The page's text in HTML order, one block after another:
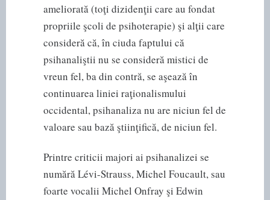
ameliorată (toţi dizidenţii care au fondat
propriile şcoli de psihoterapie) şi alţii care
consideră că, în ciuda faptului că
psihanaliştii nu se consideră mistici de
vreun fel, ba din contră, se aşează în
continuarea liniei raţionalismului
occidental, psihanaliza nu are niciun fel de
valoare sau bază ştiinţifică, de niciun fel.
Printre criticii majori ai psihanalizei se
numără Lévi-Strauss, Michel Foucault, sau
foarte vocalii Michel Onfray şi Edwin